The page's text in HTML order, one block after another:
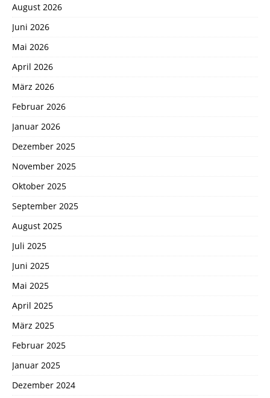
August 2026
Juni 2026
Mai 2026
April 2026
März 2026
Februar 2026
Januar 2026
Dezember 2025
November 2025
Oktober 2025
September 2025
August 2025
Juli 2025
Juni 2025
Mai 2025
April 2025
März 2025
Februar 2025
Januar 2025
Dezember 2024